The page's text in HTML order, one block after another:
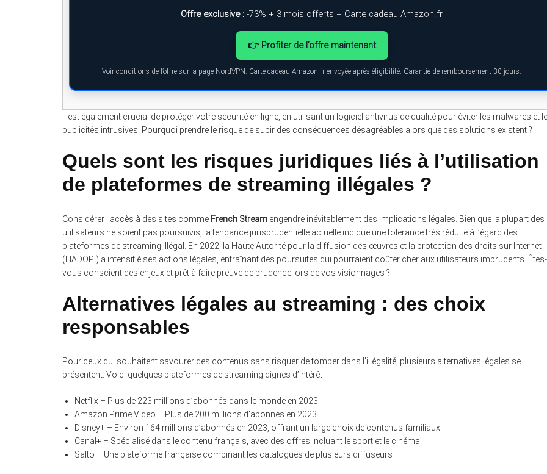
Offre exclusive : -73% + 3 mois offerts + Carte cadeau Amazon.fr
👉 Profiter de l’offre maintenant
Voir conditions de l’offre sur la page NordVPN. Carte cadeau Amazon.fr envoyée après éligibilité. Garantie de remboursement 30 jours.
Il est également crucial de protéger votre sécurité en ligne, en utilisant un logiciel antivirus de qualité pour éviter les malwares et
publicités intrusives. Pourquoi prendre le risque de subir des conséquences désagréables alors que des solutions existent ?
Quels sont les risques juridiques liés à l’utilisation
de plateformes de streaming illégales ?
Considérer l’accès à des sites comme French Stream engendre inévitablement des implications légales. Bien que la plupart des
utilisateurs ne soient pas poursuivis, la tendance jurisprudentielle actuelle indique une tolérance très réduite à l’égard des
plateformes de streaming illégal. En 2022, la Haute Autorité pour la diffusion des œuvres et la protection des droits sur Internet
(HADOPI) a intensifié ses actions légales, entraînant des poursuites qui pourraient coûter cher aux utilisateurs imprudents. Êtes-
vous conscient des enjeux et prêt à faire preuve de prudence lors de vos visionnages ?
Alternatives légales au streaming : des choix
responsables
Pour ceux qui souhaitent savourer des contenus sans risquer de tomber dans l’illégalité, plusieurs alternatives légales se
présentent. Voici quelques plateformes de streaming dignes d’intérêt :
Netflix – Plus de 223 millions d’abonnés dans le monde en 2023
Amazon Prime Video – Plus de 200 millions d’abonnés en 2023
Disney+ – Environ 164 millions d’abonnés en 2023, offrant un large choix de contenus familiaux
Canal+ – Spécialisé dans le contenu français, avec des offres incluant le sport et le cinéma
Salto – Une plateforme française combinant les catalogues de plusieurs diffuseurs